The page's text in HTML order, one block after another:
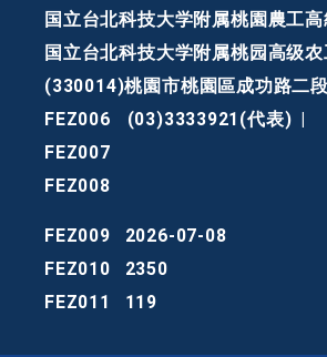
国立台北科技大学附属桃園農工
国立台北科技大学附属桃园高级
(330014)桃園市桃園區成功路二
FEZ006
(03)3333921(代表)
FEZ007
FEZ008
FEZ009
2026-07-08
FEZ010
2350
FEZ011
119